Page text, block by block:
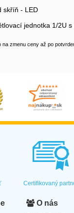
skříň - LED
jednotka 1/2U
zmenu ceny až po
Certifikovaný
O nás